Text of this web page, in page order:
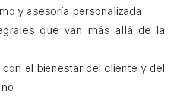
y asesoría personalizada
que van más allá de la
el bienestar del cliente y del